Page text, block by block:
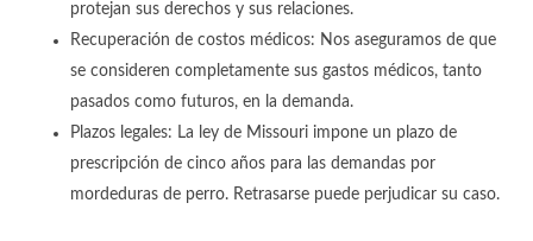
protejan sus derechos y sus relaciones.
Recuperación de costos médicos: Nos aseguramos de que
se consideren completamente sus gastos médicos, tanto
pasados ​​como futuros, en la demanda.
Plazos legales: La ley de Missouri impone un plazo de
prescripción de cinco años para las demandas por
mordeduras de perro. Retrasarse puede perjudicar su caso.